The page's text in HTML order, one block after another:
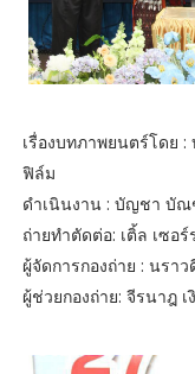
เรื่องบทภาพยนตร์โดย
ฟิล์ม
ดำเนินงาน : บัญชา บั
ถ่ายทำตัดต่อ: เติ้ล เซอ
ผู้จัดการกองถ่าย : นรา
ผู้ช่วยกองถ่าย: จีรนาฎ เ